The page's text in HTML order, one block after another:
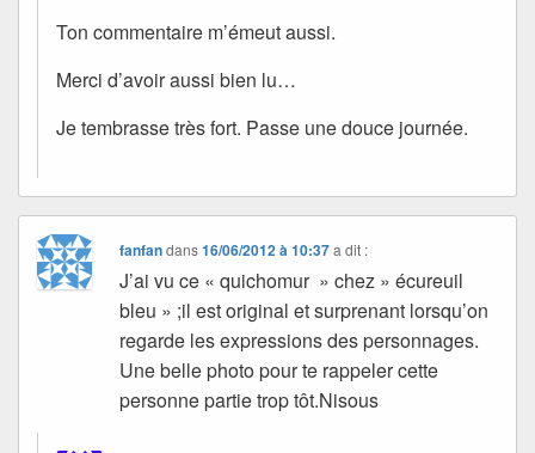
Ton commentaire m’émeut aussi.
Merci d’avoir aussi bien lu…
Je tembrasse très fort. Passe une douce journée.
fanfandans16/06/2012 à 10:37 a dit :
J’ai vu ce « quichomur » chez » écureuil
bleu » ;il est original et surprenant lorsqu’on
regarde les expressions des personnages.
Une belle photo pour te rappeler cette
personne partie trop tôt.Nisous